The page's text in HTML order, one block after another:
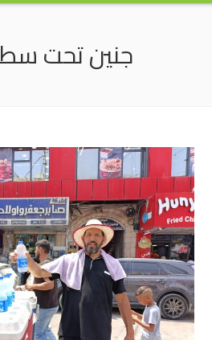
جنين تحت